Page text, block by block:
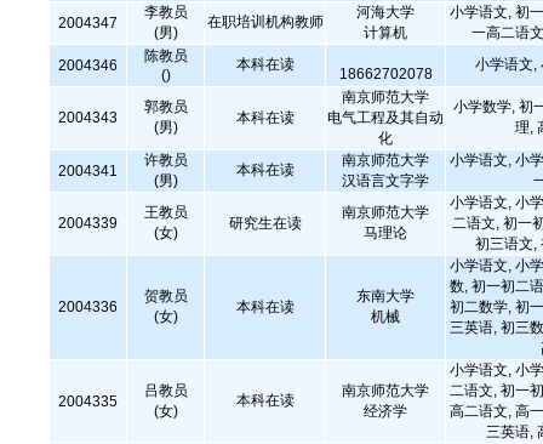
2004347
李教员
(男)
在职培训机构教师
河海大学
计算机
小学语文, 初
一高二语
2004346
陈教员
()
本科在读
18662702078
小学语文,
2004343
郭教员
(男)
本科在读
南京师范大学
电气工程及其自动
化
小学数学, 初
理,
2004341
许教员
(男)
本科在读
南京师范大学
汉语言文字学
小学语文, 小
2004339
王教员
(女)
研究生在读
南京师范大学
马理论
小学语文, 小
二语文, 初一
初三语文,
2004336
贺教员
(女)
本科在读
东南大学
机械
小学语文, 小
数, 初一初二
初二数学, 初
三英语, 初三
2004335
吕教员
(女)
本科在读
南京师范大学
经济学
小学语文, 小
二语文, 初一
高二语文, 高
三英语,